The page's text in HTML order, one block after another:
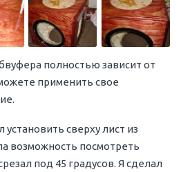
полностью зависит от
применить свое
сверху лист из
возможность посмотреть
под 45 градусов. Я сделал